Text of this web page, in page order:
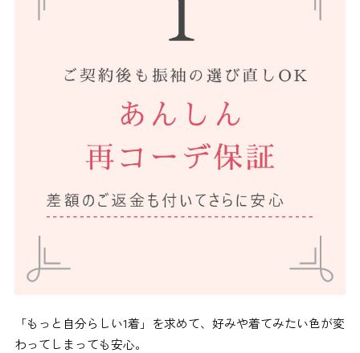
「もっと自分らしい1着」を求めて、好みや着てみたい色が変
わってしまっても安心。